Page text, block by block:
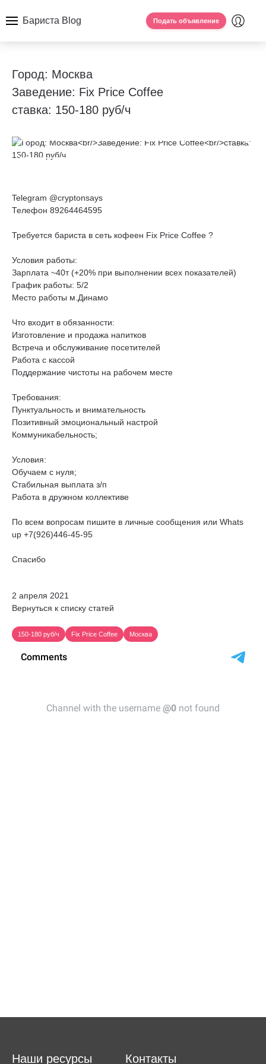
Бариста Blog Подать объявление
Город: Москва
Заведение: Fix Price Coffee
ставка: 150-180 руб/ч
Telegram @cryptonsays
Телефон 89264464595
Требуется бариста в сеть кофеен Fix Price Coffee ?
Условия работы:
Зарплата ~40т (+20% при выполнении всех показателей)
График работы: 5/2
Место работы м.Динамо
Что входит в обязанности:
Изготовление и продажа напитков
Встреча и обслуживание посетителей
Работа с кассой
Поддержание чистоты на рабочем месте
Требования:
Пунктуальность и внимательность
Позитивный эмоциональный настрой
Коммуникабельность;
Условия:
Обучаем с нуля;
Стабильная выплата з/п
Работа в дружном коллективе
По всем вопросам пишите в личные сообщения или Whats
up +7(926)446-45-95
Спасибо
2 апреля 2021
Вернуться к списку статей
150-180 руб/ч Fix Price Coffee Москва
Наши ресурсы Контакты